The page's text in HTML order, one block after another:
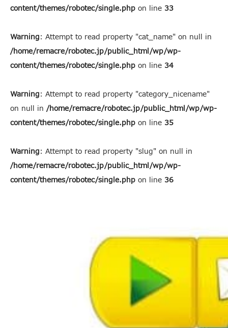
content/themes/robotec/single.php on line 33
Warning: Attempt to read property "cat_name" on null in
/home/remacre/robotec.jp/public_html/wp/wp-
content/themes/robotec/single.php on line 34
Warning: Attempt to read property "category_nicename"
on null in /home/remacre/robotec.jp/public_html/wp/wp-
content/themes/robotec/single.php on line 35
Warning: Attempt to read property "slug" on null in
/home/remacre/robotec.jp/public_html/wp/wp-
content/themes/robotec/single.php on line 36